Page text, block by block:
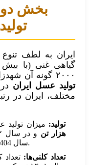
بخش
ایران به لطف
۲۰۰۰ گونه آن شهدزا هستند)، یکی از قطب‌های مهم
تولید عسل ایران
مختلف، ایران در
تولید: میزان تولید عسل
هزار تن و در سال ۱۴۰۲ حدود
سال 1404 این عدد به 127 هزار تن رسید.
تعداد کلنی‌ها: